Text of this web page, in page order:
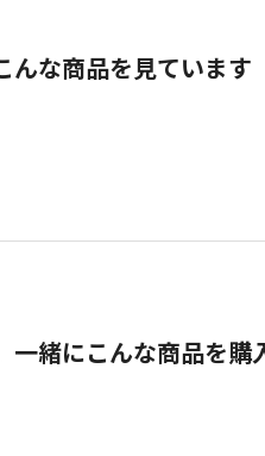
んな商品を見ています
緒にこんな商品を購